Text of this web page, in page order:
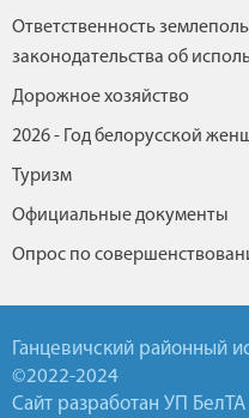
Ответственность
законодательства об
Дорожное хозяйство
2026 - Год белорусской
Туризм
Официальные документы
Опрос по
Ганцевичский районный
©2022-2024
Сайт разработан УП БелТА